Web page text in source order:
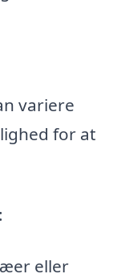
variere
for at
eller